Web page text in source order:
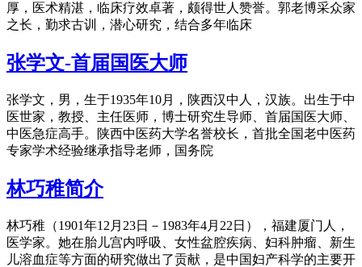
厚，医术精湛，临床疗效卓著，颇得世人赞誉。郭老博采众家
之长，勤求古训，潜心研究，结合多年临床
张学文-首届国医大师
张学文，男，生于1935年10月，陕西汉中人，汉族。出生于中
医世家，教授、主任医师，博士研究生导师、首届国医大师、
中医急症高手。陕西中医药大学名誉校长，首批全国老中医药
专家学术经验继承指导老师，国务院
林巧稚简介
林巧稚（1901年12月23日－1983年4月22日），福建厦门人，
医学家。她在胎儿宫内呼吸、女性盆腔疾病、妇科肿瘤、新生
儿溶血症等方面的研究做出了贡献，是中国妇产科学的主要开